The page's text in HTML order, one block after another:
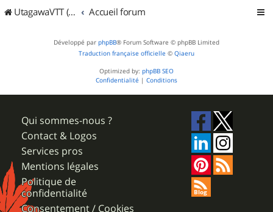
UtagawaVTT (Randos VTT et VTTAE avec traces GPS) Accueil forum
Développé par phpBB® Forum Software © phpBB Limited
Traduction française officielle © Qiaeru
Optimized by: phpBB SEO
Confidentialité | Conditions
Qui sommes-nous ?
Contact & Logos
Services pros
Mentions légales
Politique de
confidentialité
Consentement / Cookies